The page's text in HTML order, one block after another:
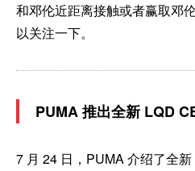
和邓伦近距离接触或者赢取邓
以关注一下。
PUMA 推出全新 LQD
7 月 24 日，PUMA 介绍了全